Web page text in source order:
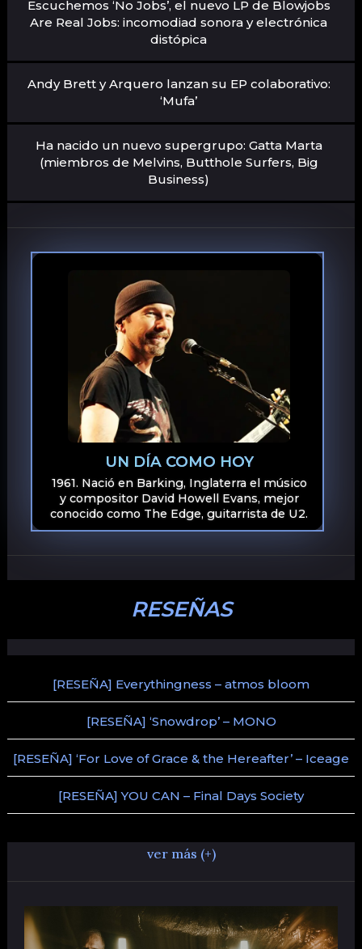
Escuchemos ‘No Jobs’, el nuevo LP de Blowjobs
Are Real Jobs: incomodiad sonora y electrónica
distópica
Andy Brett y Arquero lanzan su EP colaborativo:
‘Mufa’
Ha nacido un nuevo supergrupo: Gatta Marta
(miembros de Melvins, Butthole Surfers, Big
Business)
UN DÍA COMO HOY
1961. Nació en Barking, Inglaterra el músico
y compositor David Howell Evans, mejor
conocido como The Edge, guitarrista de U2.
RESEÑAS
[RESEÑA] Everythingness – atmos bloom
[RESEÑA] ‘Snowdrop’ – MONO
[RESEÑA] ‘For Love of Grace & the Hereafter’ – Iceage
[RESEÑA] YOU CAN – Final Days Society
ver más (+)